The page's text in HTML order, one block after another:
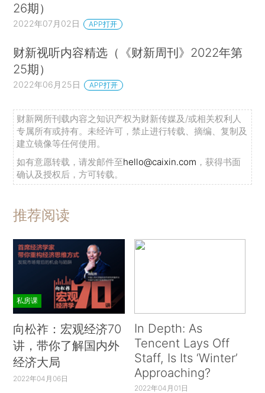
26期）
2022年07月02日 APP打开
财新视听内容精选（《财新周刊》2022年第
25期）
2022年06月25日 APP打开
财新网所刊载内容之知识产权为财新传媒及/或相关权利人
专属所有或持有。未经许可，禁止进行转载、摘编、复制及
建立镜像等任何使用。
如有意愿转载，请发邮件至hello@caixin.com ，获得书面
确认及授权后，方可转载。
推荐阅读
私房课
向松祚：宏观经济70
讲，带你了解国内外
经济大局
2022年04月06日
In Depth: As
Tencent Lays Off
Staff, Is Its ‘Winter’
Approaching?
2022年04月01日